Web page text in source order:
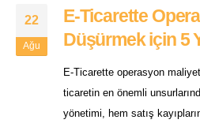
22
Ağu
E-Ticarette
Düşürmek için 5
E-Ticarette operasyon
ticaretin en önemli
yönetimi, hem satış